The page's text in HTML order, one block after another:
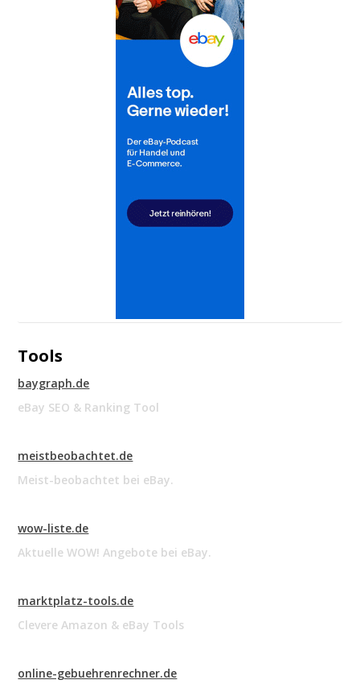
Tools
baygraph.de
eBay SEO & Ranking Tool
meistbeobachtet.de
Meist-beobachtet bei eBay.
wow-liste.de
Aktuelle WOW! Angebote bei eBay.
marktplatz-tools.de
Clevere Amazon & eBay Tools
online-gebuehrenrechner.de